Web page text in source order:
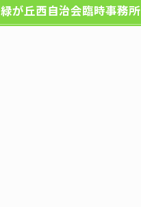
緑が丘西自治会臨時事務所